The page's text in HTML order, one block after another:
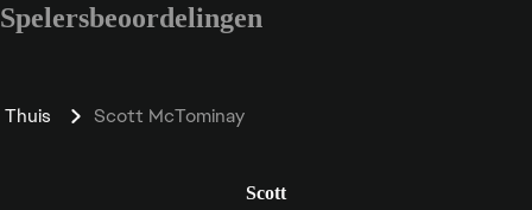
Spelersbeoordelingen
Thuis Scott McTominay
Scott